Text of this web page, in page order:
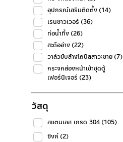
อุปกรณ์เสริมติดตั้ง (14)
เรนชาวเวอร์ (36)
ท่อน้ำทิ้ง (26)
สะดืออ่าง (22)
วาล์วขับล้างโถปัสสาวะชาย (7)
กระจกส่องหน้าเข้าชุดตู้
เฟอร์นิเจอร์ (23)
วัสดุ
สแตนเลส เกรด 304 (105)
ซิงค์ (2)